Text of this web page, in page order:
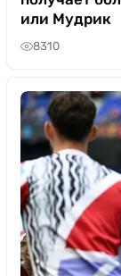
или Мудрик
8310